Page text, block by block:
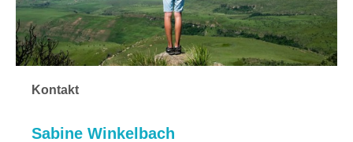
Kontakt
Sabine Winkelbach